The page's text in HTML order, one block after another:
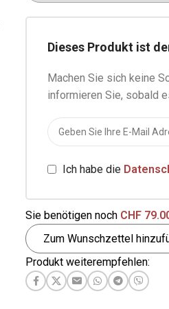
Dieses Produkt ist
Machen Sie sich keine
informieren Sie, sobald
Ich habe die
Sie benötigen noch CHF
Zum Wunschzettel
Produkt weiterempfehlen: